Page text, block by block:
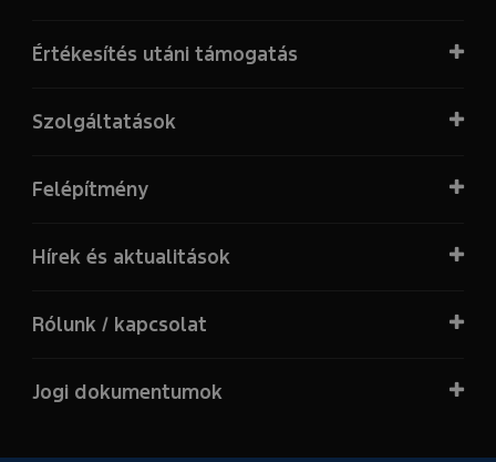
Értékesítés utáni támogatás
Szolgáltatások
Felépítmény
Hírek és aktualitások
Rólunk / kapcsolat
Jogi dokumentumok